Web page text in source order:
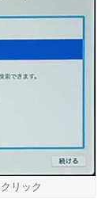
リック